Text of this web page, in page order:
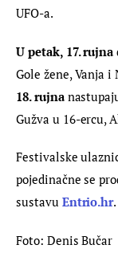
UFO-a.
U petak, 17. rujna
Gole žene, Vanja
18. rujna
Gužva u 16-ercu,
Festivalske
pojedinačne se
sustavu Entrio.hr.
Foto: Denis Bučar